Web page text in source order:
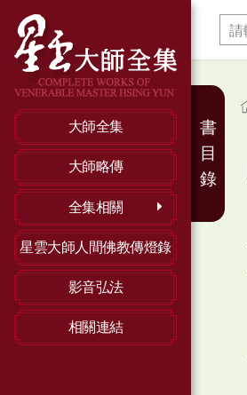
大師全集
大師略傳
全集相關
星雲大師人間佛教傳燈錄
影音弘法
相關連結
書
目
錄